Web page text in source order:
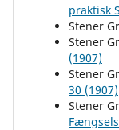
praktisk
Stener
Stener
(1907)
Stener
30 (1907)
Stener